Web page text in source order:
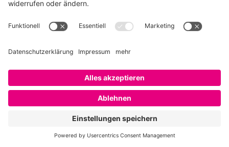
Datenschutzerklärung
Cookie-Richtlinie (EU)
SAATKORN – der Employer Branding Blog